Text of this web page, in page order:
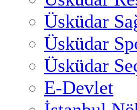
Üsküdar
Üsküdar
Üsküdar
E-Devlet